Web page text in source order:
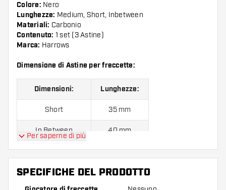
Colore: Nero
Lunghezze: Medium, Short, Inbetween
Materiali: Carbonio
Contenuto: 1 set (3 Astine)
Marca: Harrows
Dimensione di Astine per freccette:
Dimensioni: Lunghezze:
Short 35 mm
In Between 40 mm
Medium 45 mm
Confezione da 3 pezzi.
Per saperne di più
SPECIFICHE DEL PRODOTTO